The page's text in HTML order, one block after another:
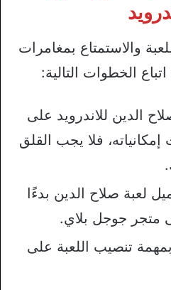
والاستمتاع بمغامرات
الخطوات التالية:
الدين للاندرويد على
فلا يجب القلق
لعبة صلاح الدين بدءًا
متجر جوجل بلاي.
تنصيب اللعبة على